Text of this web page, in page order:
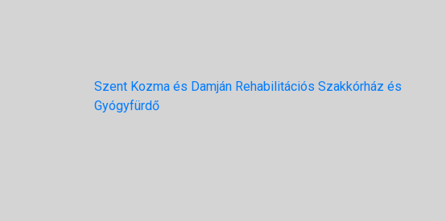
Szent Kozma és Damján Rehabilitációs Szakkórház és
Gyógyfürdő